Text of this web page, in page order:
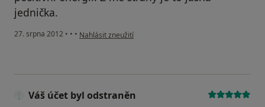
jednička.
27. srpna 2012 • • • podle názoru uživatele Váš účet byl odstraněn
Nahlásit zneužití
Váš účet byl odstraněn